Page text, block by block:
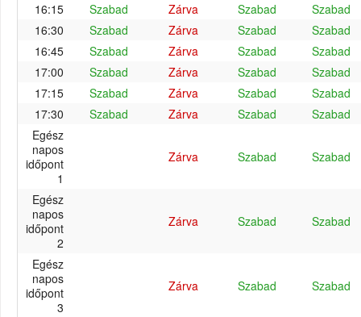
16:15
Szabad Zárva Szabad
Szabad
16:30
Szabad Zárva Szabad
Szabad
16:45
Szabad Zárva Szabad
Szabad
17:00
Szabad Zárva Szabad
Szabad
17:15
Szabad Zárva Szabad
Szabad
17:30
Szabad Zárva Szabad
Szabad
Egész
napos
időpont
1
Zárva Szabad Szabad
Egész
napos
időpont
2
Zárva Szabad Szabad
Egész
napos
időpont
3
Zárva Szabad Szabad